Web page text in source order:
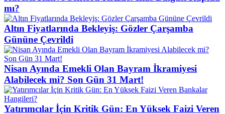
mı?
Altın Fiyatlarında Bekleyiş: Gözler Çarşamba
Gününe Çevrildi
Nisan Ayında Emekli Olan Bayram İkramiyesi
Alabilecek mi? Son Gün 31 Mart!
Yatırımcılar İçin Kritik Gün: En Yüksek Faizi Veren